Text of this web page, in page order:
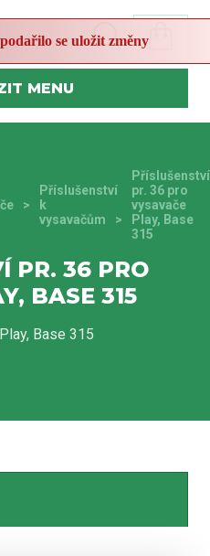
MENU
Příslušenství
k
vysavačům
Příslušenství
pr. 36 pro
vysavače
Play, Base
315
PR. 36 PRO
BASE 315
Base 315